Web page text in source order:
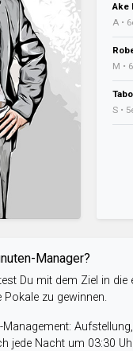
Ake
A •
M •
S •
Manager?
Du mit dem Ziel in
zu gewinnen.
jede Nacht um 03:30